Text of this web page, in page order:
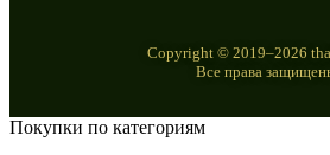
Copyright © 2019–2026
Все права
Покупки по категориям